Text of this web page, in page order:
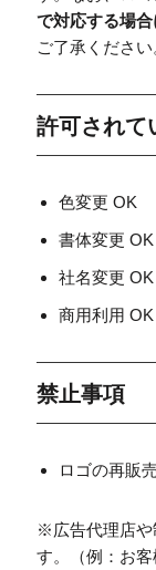
で対応する場
ご了承ください
許可されて
色変更 OK
書体変更 OK
社名変更 OK
商用利用 OK
禁止事項
ロゴの再販売
※広告代理店や
す。（例：お